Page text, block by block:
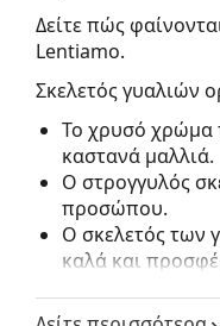
Δείτε πώς
Lentiamo.
Σκελετός γυαλιών
Το χρυσό χρώμα
καστανά μαλλιά.
Ο στρογγυλός
προσώπου.
Ο σκελετός των
καλά και
αποτελούνται